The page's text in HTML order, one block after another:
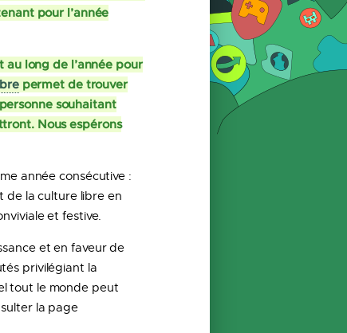
pour l’année
long de l’année pour
permet de trouver
souhaitant
Nous espérons
année consécutive :
de la culture libre en
et festive.
et en faveur de
privilégiant la
tout le monde peut
la page